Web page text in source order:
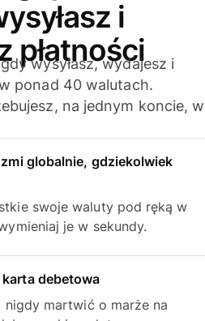
i
płatności
wysyłasz, wydajesz i
ponad 40 walutach.
na jednym koncie, w
globalnie, gdziekolwiek
swoje waluty pod ręką w
je w sekundy.
debetowa
nigdy martwić o marże na